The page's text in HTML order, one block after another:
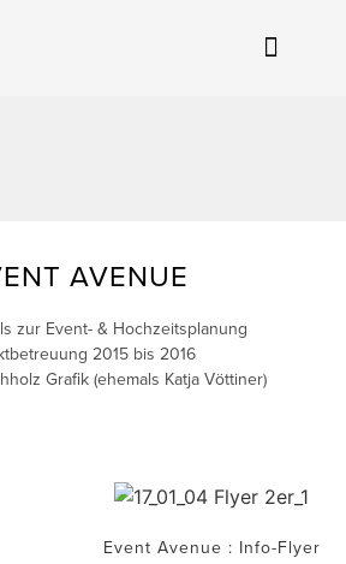
AVENUE
zur Event- & Hochzeitsplanung
2015 bis 2016
Grafik (ehemals Katja Vöttiner)
Event Avenue : Info-Flyer